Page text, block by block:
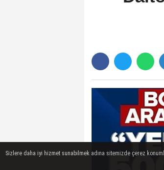
Sizlere daha iyi hizmet sunabilmek adına sitemizde çerez